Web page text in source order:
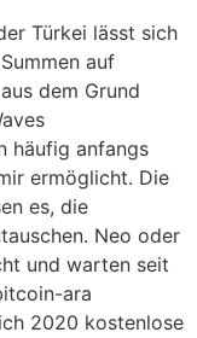
Türkei lässt sich
auf
dem Grund
häufig anfangs
ermöglicht. Die
es, die
Neo oder
und warten seit
ara
2020 kostenlose